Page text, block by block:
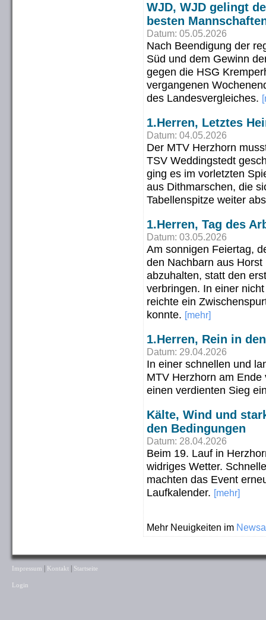
WJD, WJD gelingt
besten
Datum: 05.05.2026
Nach Beendigung der
Süd und dem Gewinn
gegen die HSG
vergangenen
des Landesvergleiches.
1.Herren, Letztes
Datum: 04.05.2026
Der MTV Herzhorn
TSV Weddingstedt
ging es im vorletzten
aus Dithmarschen, die
Tabellenspitze weiter
1.Herren, Tag des
Datum: 03.05.2026
Am sonnigen Feiertag,
den Nachbarn aus
abzuhalten, statt den
verbringen. In einer
reichte ein
konnte. [mehr]
1.Herren, Rein in
Datum: 29.04.2026
In einer schnellen und
MTV Herzhorn am
einen verdienten Sieg
Kälte, Wind und
den Bedingungen
Datum: 28.04.2026
Beim 19. Lauf in
widriges Wetter.
machten das Event
Laufkalender. [mehr]
Mehr Neuigkeiten im
Impressum Kontakt Startseite
Login